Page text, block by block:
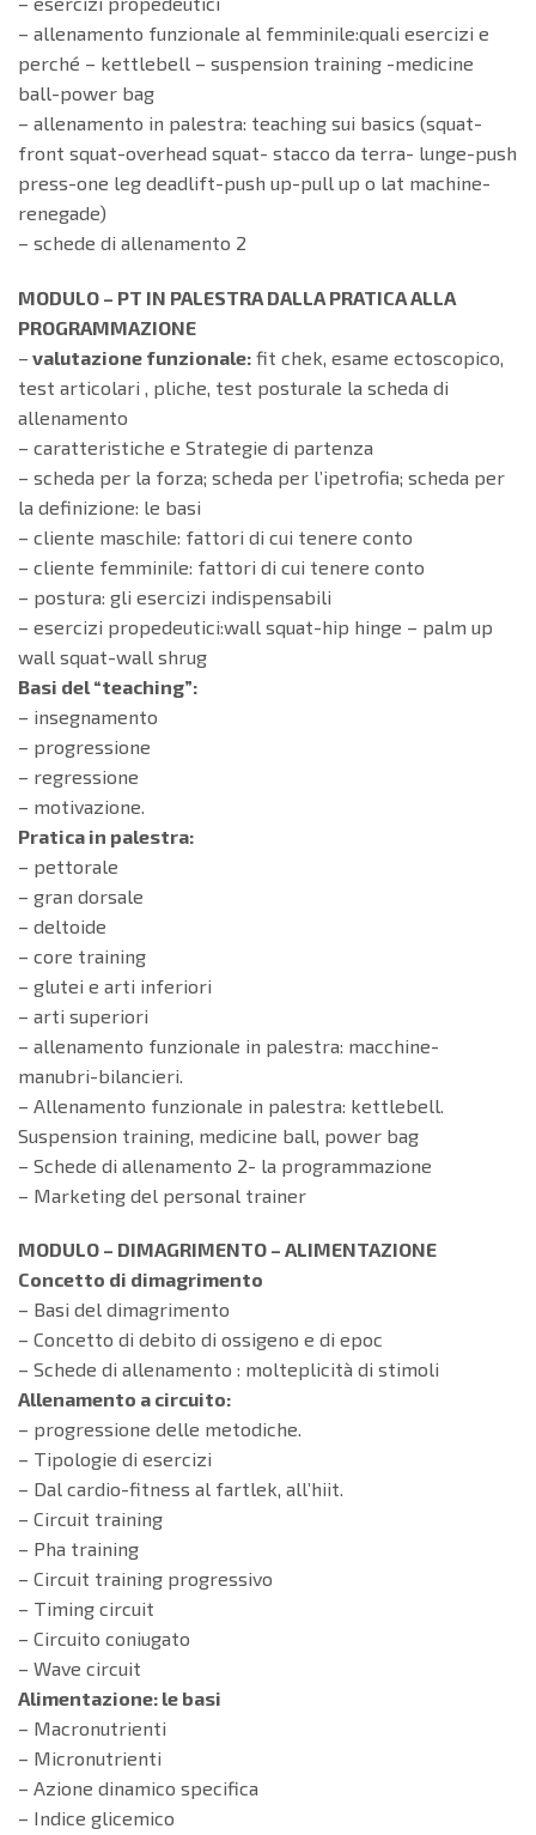
– allenamento funzionale al femminile:quali esercizi e
perché – kettlebell – suspension training -medicine
ball-power bag
– allenamento in palestra: teaching sui basics (squat-
front squat-overhead squat- stacco da terra- lunge-push
press-one leg deadlift-push up-pull up o lat machine-
renegade)
– schede di allenamento 2
MODULO – PT IN PALESTRA DALLA PRATICA ALLA
PROGRAMMAZIONE
– valutazione funzionale: fit chek, esame ectoscopico,
test articolari , pliche, test posturale la scheda di
allenamento
– caratteristiche e Strategie di partenza
– scheda per la forza; scheda per l’ipetrofia; scheda per
la definizione: le basi
– cliente maschile: fattori di cui tenere conto
– cliente femminile: fattori di cui tenere conto
– postura: gli esercizi indispensabili
– esercizi propedeutici:wall squat-hip hinge – palm up
wall squat-wall shrug
Basi del “teaching”:
– insegnamento
– progressione
– regressione
– motivazione.
Pratica in palestra:
– pettorale
– gran dorsale
– deltoide
– core training
– glutei e arti inferiori
– arti superiori
– allenamento funzionale in palestra: macchine-
manubri-bilancieri.
– Allenamento funzionale in palestra: kettlebell.
Suspension training, medicine ball, power bag
– Schede di allenamento 2- la programmazione
– Marketing del personal trainer
MODULO – DIMAGRIMENTO – ALIMENTAZIONE
Concetto di dimagrimento
– Basi del dimagrimento
– Concetto di debito di ossigeno e di epoc
– Schede di allenamento : molteplicità di stimoli
Allenamento a circuito:
– progressione delle metodiche.
– Tipologie di esercizi
– Dal cardio-fitness al fartlek, all’hiit.
– Circuit training
– Pha training
– Circuit training progressivo
– Timing circuit
– Circuito coniugato
– Wave circuit
Alimentazione: le basi
– Macronutrienti
– Micronutrienti
– Azione dinamico specifica
– Indice glicemico